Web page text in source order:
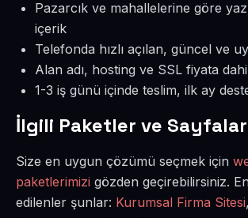
Pazarcık ve mahallelerine göre
içerik
Telefonda hızlı açılan, güncel ve
Alan adı, hosting ve SSL fiyata
1-3 iş günü içinde teslim, ilk ay
İlgili Paketler ve Sayfalar
Size en uygun çözümü seçmek için
paketlerimizi gözden geçirebilirsiniz.
edilenler şunlar: Kurumsal Firma Sitesi,